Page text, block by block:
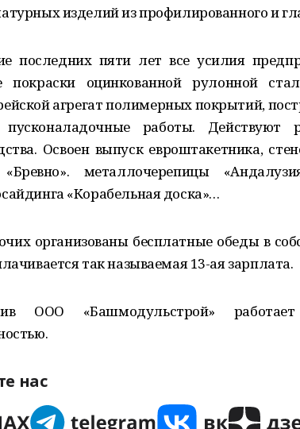
изделий из профилированного и
последних пяти лет все усилия
покраски оцинкованной рулонной
агрегат полимерных покрытий,
пусконаладочные работы. Действуют
Освоен выпуск евроштакетника,
металлочерепицы
«Корабельная доска»…
организованы бесплатные обеды в
так называемая 13-ая зарплата.
ООО «Башмодульстрой» работает
нас